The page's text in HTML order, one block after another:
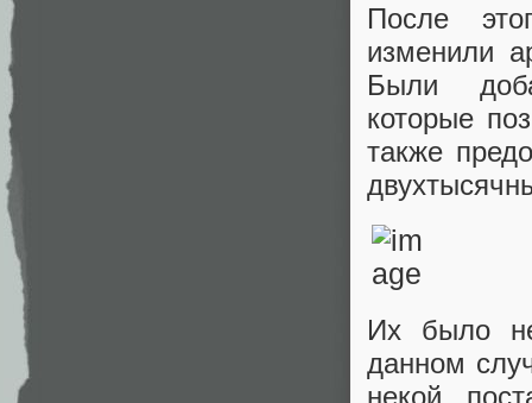
После
изменили
Были
которые
также
Их было
данном